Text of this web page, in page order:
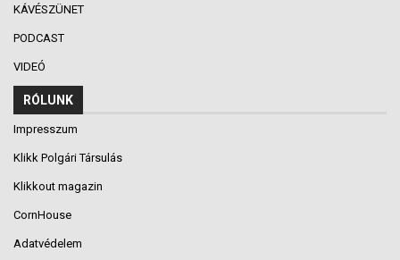
KÁVÉSZÜNET
PODCAST
VIDEÓ
RÓLUNK
Impresszum
Klikk Polgári Társulás
Klikkout magazin
CornHouse
Adatvédelem